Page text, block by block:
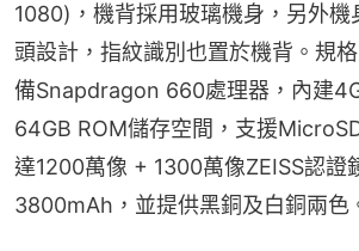
1080)，機背採用玻璃機身，另外機
頭設計，指紋識別也置於機背。規
備Snapdragon 660處理器，內建
64GB ROM儲存空間，支援
達1200萬像 + 1300萬像ZEISS認證
3800mAh，並提供黑銅及白銅兩色